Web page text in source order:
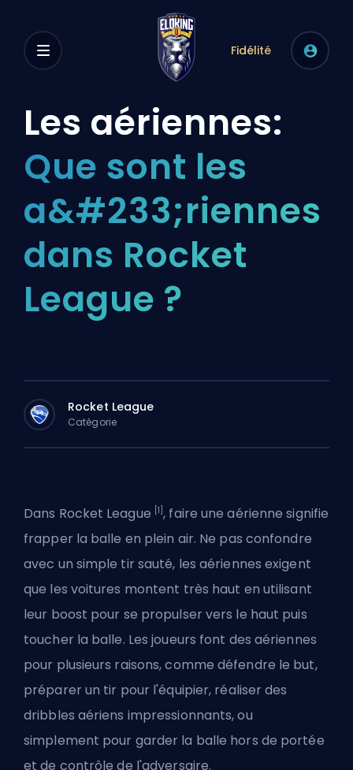
Fidélité
Les aériennes:
Que sont les
a&#233;riennes
dans Rocket
League ?
Rocket League
Catégorie
Dans Rocket League [1] , faire une aérienne signifie
frapper la balle en plein air. Ne pas confondre
avec un simple tir sauté, les aériennes exigent
que les voitures montent très haut en utilisant
leur boost pour se propulser vers le haut puis
toucher la balle. Les joueurs font des aériennes
pour plusieurs raisons, comme défendre le but,
préparer un tir pour l'équipier, réaliserdes
dribbles aériens impressionnants, ou
simplement pour garder la balle hors de portée
et de contrôle de l'adversaire.